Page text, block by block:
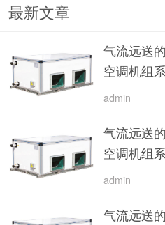
最新文章
气流远送
空调机组
admin
气流远送
空调机组
admin
气流远送